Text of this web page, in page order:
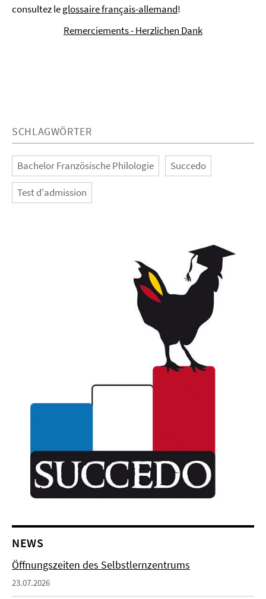
consultez leglossaire français-allemand!
Remerciements - Herzlichen Dank
SCHLAGWÖRTER
Bachelor Französische Philologie Succedo
Test d'admission
NEWS
Öffnungszeiten des Selbstlernzentrums
23.07.2026